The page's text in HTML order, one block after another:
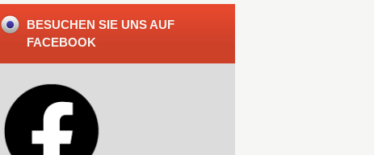
BESUCHEN SIE UNS AUF
FACEBOOK